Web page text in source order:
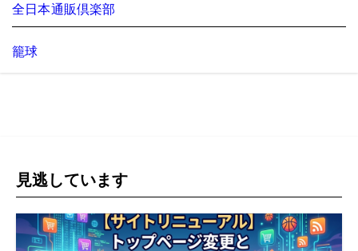
全日本通販倶楽部
籠球
見逃しています